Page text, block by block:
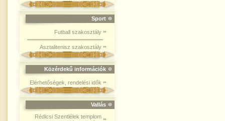
Sport
Futball szakosztály
Asztalitenisz szakosztály
Közérdekű információk
Elérhetőségek, rendelési idők
Vallás
Rédicsi Szentlélek templom